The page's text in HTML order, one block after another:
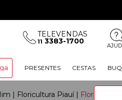
TELEVENDAS
11 3383-1700
PRESENTES CESTAS
| Floricultura Piauí| Floricultura